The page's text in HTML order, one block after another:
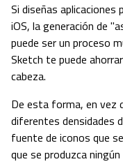
Si diseñas
iOS, la generación de
puede ser un proceso
Sketch te puede
cabeza.
De esta forma, en vez
diferentes densidades
fuente de iconos que
que se produzca